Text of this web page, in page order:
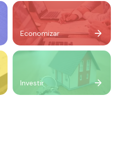
Economizar
Investir